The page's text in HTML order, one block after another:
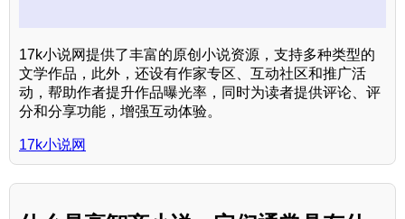
17k小说网提供了丰富的原创小说资源，支持多种类型的
文学作品，此外，还设有作家专区、互动社区和推广活
动，帮助作者提升作品曝光率，同时为读者提供评论、评
分和分享功能，增强互动体验。
17k小说网